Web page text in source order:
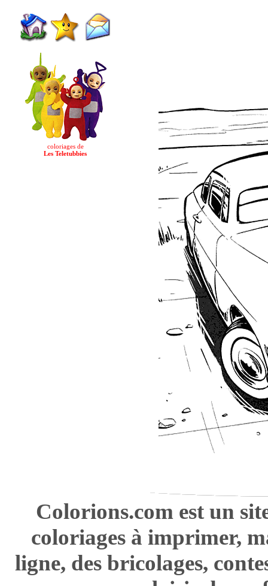
coloriages de
Les Teletubbies
Colorions.com est un
coloriages à imprimer,
ligne, des bricolages,